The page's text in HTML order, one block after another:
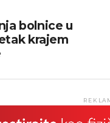
bolnice u
krajem